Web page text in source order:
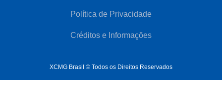
Política de Privacidade
Créditos e Informações
XCMG Brasil © Todos os Direitos Reservados